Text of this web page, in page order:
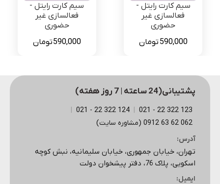
سیم کارت رایتل -
فعالسازی غیر
حضوری
590,000 تومان
سیم کارت رایتل -
فعالسازی غیر
حضوری
590,000تومان
پشتیبانی(24 ساعته | 7 روز هفته)
123 322 22 - 021
124 322 22 - 021
062 62 63 0912 (مشاوره سایت)
آدرس:
تهران، خیابان جمهوری، خیابان سلیمانیه، نبش کوچه
اسکویی، پلاک 76، دفتر پیشخوان دولت
ایمیل: